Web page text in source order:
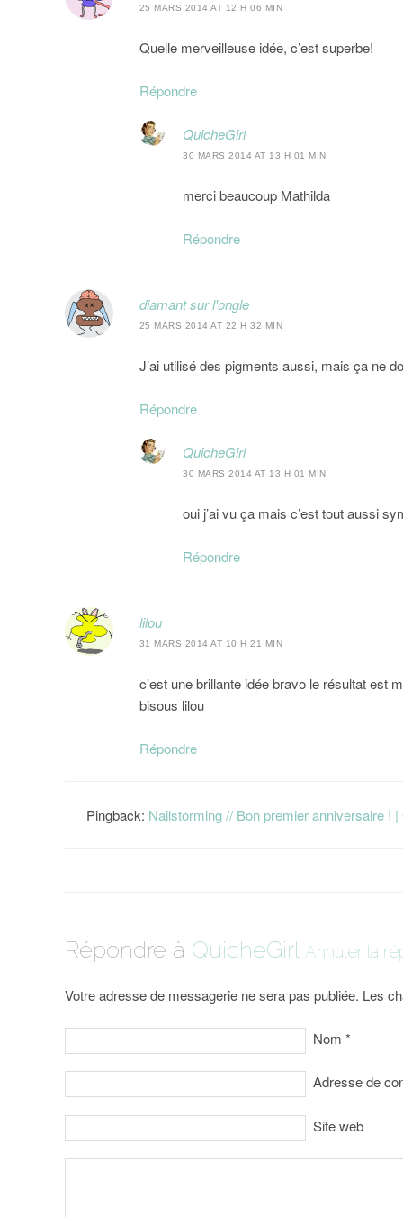
25 MARS 2014 AT 12 H 06 MIN
Quelle merveilleuse idée, c’est superbe!
Répondre
QuicheGirl
30 MARS 2014 AT 13 H 01 MIN
merci beaucoup Mathilda
Répondre
diamant sur l'ongle
25 MARS 2014 AT 22 H 32 MIN
J’ai utilisé des pigments aussi, mais ça ne
Répondre
QuicheGirl
30 MARS 2014 AT 13 H 01 MIN
oui j’ai vu ça mais c’est tout aussi
Répondre
lilou
31 MARS 2014 AT 10 H 21 MIN
c’est une brillante idée bravo le résultat est
bisous lilou
Répondre
Pingback: Nailstorming // Bon premier anniversaire !
Répondre à QuicheGirl Annuler la
Votre adresse de messagerie ne sera pas publiée. Les
Nom *
Adresse de
Site web